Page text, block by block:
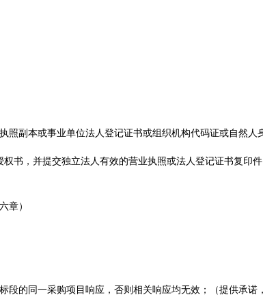
照副本或事业单位法人登记证书或组织机构代码证或自然人
权书，并提交独立法人有效的营业执照或法人登记证书复印
章）
段的同一采购项目响应 ， 否则相关响应均无效 ；（提供承诺